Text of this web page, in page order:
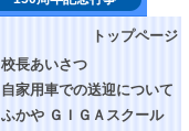
トップページ
校長あいさつ
自家用車での送迎について
ふかや ＧＩＧＡスクール